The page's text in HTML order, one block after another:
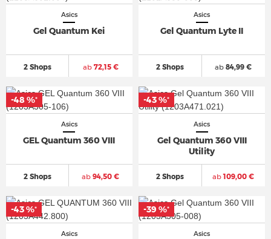
Asics
Gel Quantum Kei
2 Shops ab72,15 €
Asics
Gel Quantum Lyte II
2 Shops ab 84,99 €
Asics
GEL Quantum 360 VIII
2 Shops ab 94,50 €
-48 %*
Asics
Gel Quantum 360 VIII
Utility
2 Shops ab109,00 €
-43 %*
Asics
-43 %*
Asics
-39 %*